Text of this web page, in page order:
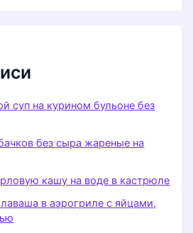
суп на курином бульоне без
без сыра жареные на
кашу на воде в кастрюле
в аэрогриле с яйцами,